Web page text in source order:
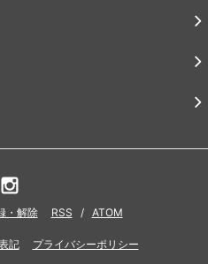
・解除 RSS / ATOM
記 プライバシーポリシー